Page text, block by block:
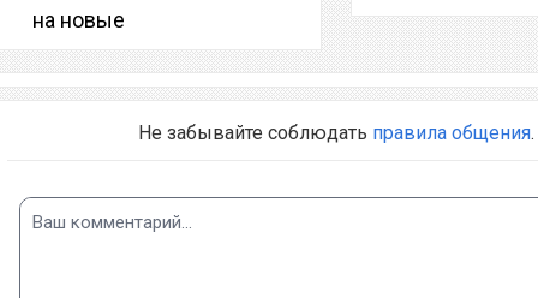
на новые
Не забывайте соблюдать правила общения.